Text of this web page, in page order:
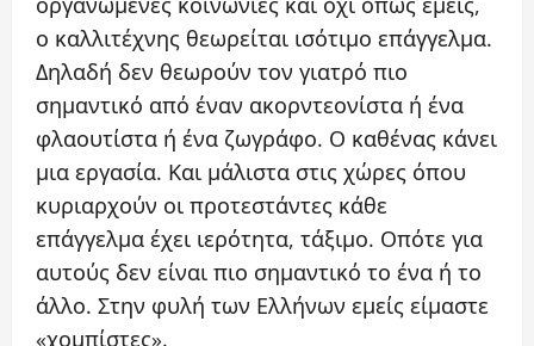
ο καλλιτέχνης θεωρείται ισότιμο επάγγελμα.
Δηλαδή δεν θεωρούν τον γιατρό πιο
σημαντικό από έναν ακορντεονίστα ή ένα
φλαουτίστα ή ένα ζωγράφο. Ο καθένας κάνει
μια εργασία. Και μάλιστα στις χώρες όπου
κυριαρχούν οι προτεστάντες κάθε
επάγγελμα έχει ιερότητα, τάξιμο. Οπότε για
αυτούς δεν είναι πιο σημαντικό το ένα ή το
άλλο. Στην φυλή των Ελλήνων εμείς είμαστε
«χομπίστες».